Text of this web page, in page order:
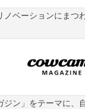
ノベーションにまつ
ジン」をテーマに、